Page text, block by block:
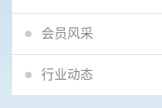
会员风采
行业动态